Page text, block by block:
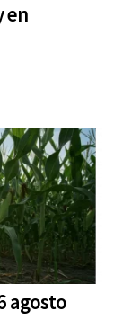
en
agosto